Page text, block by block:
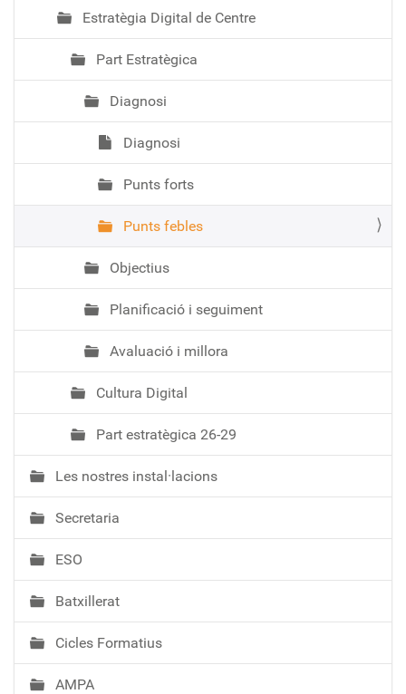
Estratègia Digital de Centre
Part Estratègica
Diagnosi
Diagnosi
Punts forts
Punts febles
Objectius
Planificació i seguiment
Avaluació i millora
Cultura Digital
Part estratègica 26-29
Les nostres instal·lacions
Secretaria
ESO
Batxillerat
Cicles Formatius
AMPA